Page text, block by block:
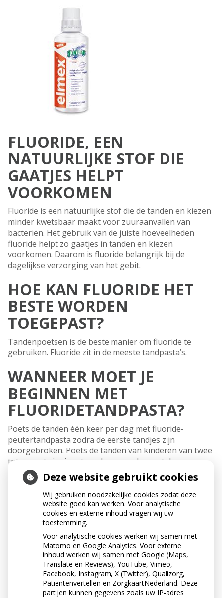
FLUORIDE, EEN
NATUURLIJKE STOF DIE
GAATJES HELPT
VOORKOMEN
Fluoride is een natuurlijke stof die de tanden en kiezen
minder kwetsbaar maakt voor zuuraanvallen van
bacteriën. Het gebruik van de juiste hoeveelheden
fluoride helpt zo gaatjes in tanden en kiezen
voorkomen. Daarom is fluoride belangrijk bij de
dagelijkse verzorging van het gebit.
HOE KAN FLUORIDE HET
BESTE WORDEN
TOEGEPAST?
Tandenpoetsen is de beste manier om fluoride te
gebruiken. Fluoride zit in de meeste tandpasta’s.
WANNEER MOET JE
BEGINNEN MET
FLUORIDETANDPASTA?
Poets de tanden één keer per dag met fluoride-
peutertandpasta zodra de eerste tandjes zijn
doorgebroken. Poets de tanden van kinderen van twee
tot en met vier jaar twee keer per dag met deze
tandpasta. Ga vanaf het vijfde jaar gewone
fluoridetandpasta voor volwassenen gebruiken.
Tip: poets bij kinderen tot tien jaar ten minste eenmaal
per dag na. Oudere kinderen kunnen meestal
zelfstandig poetsen.
Deze website gebruikt cookies
Wij gebruiken noodzakelijke cookies zodat deze
website goed kan werken. Voor analytische
cookies en externe inhoud vragen wij uw
toestemming.
Voor analytische cookies werken wij samen met
Matomo en Google Analytics. Voor externe
inhoud werken wij samen met Google (Maps,
Translate en Reviews), YouTube, Vimeo,
Facebook, Instagram, X (Twitter), Qualizorg,
Patiëntenvertellen en ZorgkaartNederland. Deze
partijen kunnen gegevens zoals uw IP-adres